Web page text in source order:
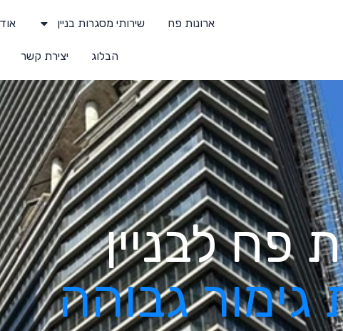
ארונות פח שירותי מסגרות בניין
הבלוג יצירת קשר
פח לבניין
גבוהה